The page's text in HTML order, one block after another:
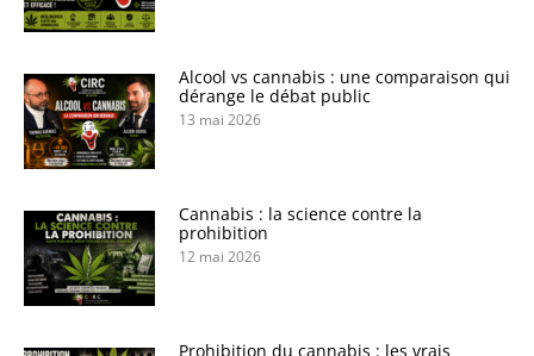
Alcool vs cannabis : une comparaison qui
dérange le débat public
13 mai 2026
Cannabis : la science contre la
prohibition
12 mai 2026
Prohibition du cannabis : les vrais